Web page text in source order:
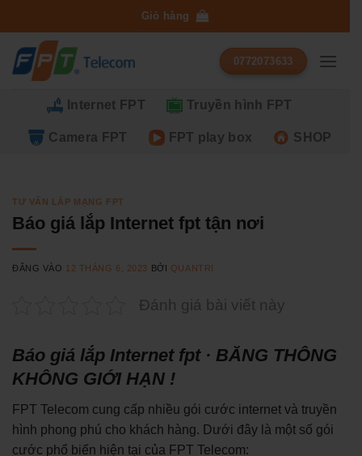
qua
dung
Giỏ hàng
0772073633
Internet FPT Truyền hình FPT
Camera FPT FPT play box SHOP
TƯ VẤN LẮP MẠNG FPT
Báo giá lắp Internet fpt tận nơi
ĐĂNG VÀO 12 THÁNG 6, 2023 BỞI QUANTRI
Đánh giá bài viết này
Báo giá lắp Internet fpt · BĂNG THÔNG
KHÔNG GIỚI HẠN !
FPT Telecom cung cấp nhiều gói cước internet và truyền
hình phong phú cho khách hàng. Dưới đây là một số gói
cước phổ biến hiện tại của FPT Telecom: